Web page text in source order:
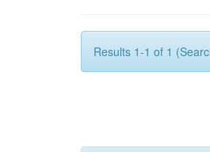
Results 1-1 of 1